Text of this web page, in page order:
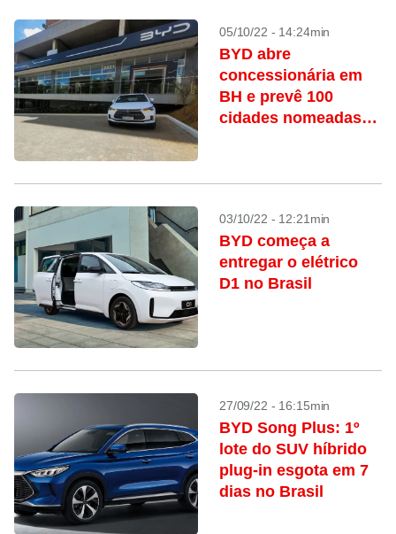
05/10/22 - 14:24min
BYD abre
concessionária em
BH e prevê 100
cidades nomeadas
03/10/22 - 12:21min
BYD começa a
entregar o elétrico
D1 no Brasil
27/09/22 - 16:15min
BYD Song Plus: 1º
lote do SUV híbrido
plug-in esgota em 7
dias no Brasil